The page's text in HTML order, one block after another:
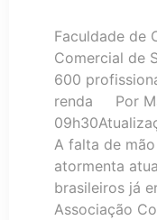
Faculdade de
Comercial de
600
renda Por
A falta de
atormenta
brasileiros já
Associação